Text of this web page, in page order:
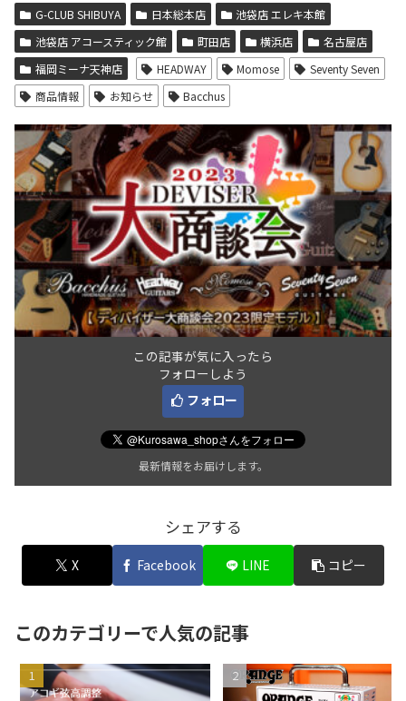
G-CLUB SHIBUYA 日本総本店
池袋店 エレキ本館
池袋店 アコースティック館
町田店 横浜店
名古屋店
福岡ミーナ天神店
HEADWAY Momose
Seventy Seven
商品情報
お知らせ Bacchus
この記事が気に入ったら
フォローしよう
フォロー
最新情報をお届けします。
シェアする
X Facebook LINE コピー
このカテゴリーで人気の記事